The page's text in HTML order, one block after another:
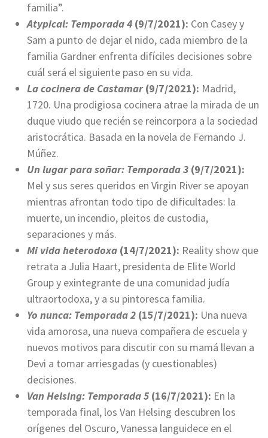
familia”.
Atypical: Temporada 4 (9/7/2021): Con Casey y
Sam a punto de dejar el nido, cada miembro de la
familia Gardner enfrenta difíciles decisiones sobre
cuál será el siguiente paso en su vida.
La cocinera de Castamar(9/7/2021): Madrid,
1720. Una prodigiosa cocinera atrae la mirada de un
duque viudo que recién se reincorpora a la sociedad
aristocrática. Basada en la novela de Fernando J.
Múñez.
Un lugar para soñar: Temporada 3 (9/7/2021):
Mel y sus seres queridos en Virgin River se apoyan
mientras afrontan todo tipo de dificultades: la
muerte, un incendio, pleitos de custodia,
separaciones y más.
Mi vida heterodoxa (14/7/2021): Reality show que
retrata a Julia Haart, presidenta de Elite World
Group y exintegrante de una comunidad judía
ultraortodoxa, y a su pintoresca familia.
Yo nunca: Temporada 2 (15/7/2021): Una nueva
vida amorosa, una nueva compañera de escuela y
nuevos motivos para discutir con su mamá llevan a
Devi a tomar arriesgadas (y cuestionables)
decisiones.
Van Helsing: Temporada 5 (16/7/2021): En la
temporada final, los Van Helsing descubren los
orígenes del Oscuro, Vanessa languidece en el